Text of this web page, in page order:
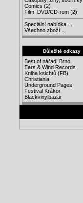
Comics (2)
Film, DVD/CD-rom (2)
Speciální nabídka ...
Všechno zboží ...
Důležité odkazy
Best of nářadí Brno
Ears & Wind Records
Kniha ksichtů (FB)
Christiania
Underground Pages
Festival Krákor
Blackvinylbazar